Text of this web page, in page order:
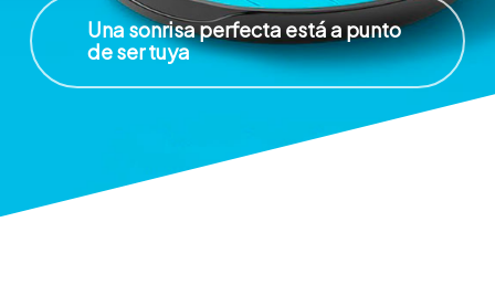
Una sonrisa perfecta está a punto
de ser tuya